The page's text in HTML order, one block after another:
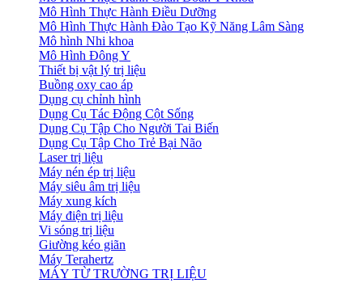
Mô Hình Thực Hành Điều Dưỡng
Mô Hình Thực Hành Đào Tạo Kỹ Năng Lâm Sàng
Mô hình Nhi khoa
Mô Hình Đông Y
Thiết bị vật lý trị liệu
Buồng oxy cao áp
Dụng cụ chỉnh hình
Dụng Cụ Tác Động Cột Sống
Dụng Cụ Tập Cho Người Tai Biến
Dụng Cụ Tập Cho Trẻ Bại Não
Laser trị liệu
Máy nén ép trị liệu
Máy siêu âm trị liệu
Máy xung kích
Máy điện trị liệu
Vi sóng trị liệu
Giường kéo giãn
Máy Terahertz
MÁY TỪ TRƯỜNG TRỊ LIỆU